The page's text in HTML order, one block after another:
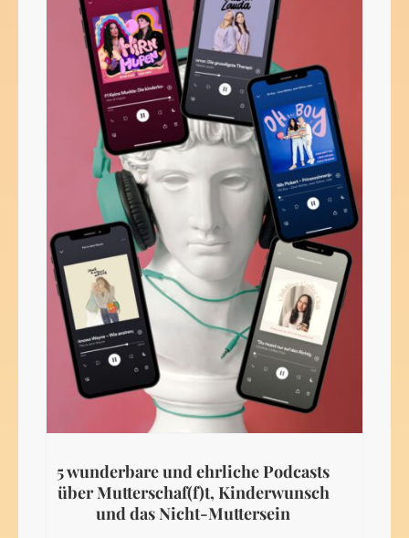
5 wunderbare und ehrliche Podcasts
über Mutterschaf(f)t, Kinderwunsch
und das Nicht-Muttersein